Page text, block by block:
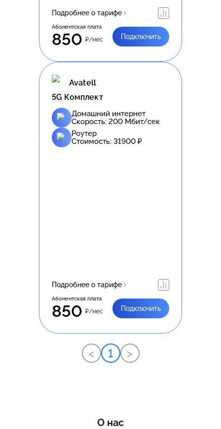
Подробнее о тарифе
Абонентская плата
850 ₽/мес Подключить
Avatell
5G Комплект
Домашний интернет
Скорость: 200 Мбит/сек
Роутер
Стоимость: 31900 ₽
Подробнее о тарифе
Абонентская плата
850 ₽/мес Подключить
< 1 >
О нас